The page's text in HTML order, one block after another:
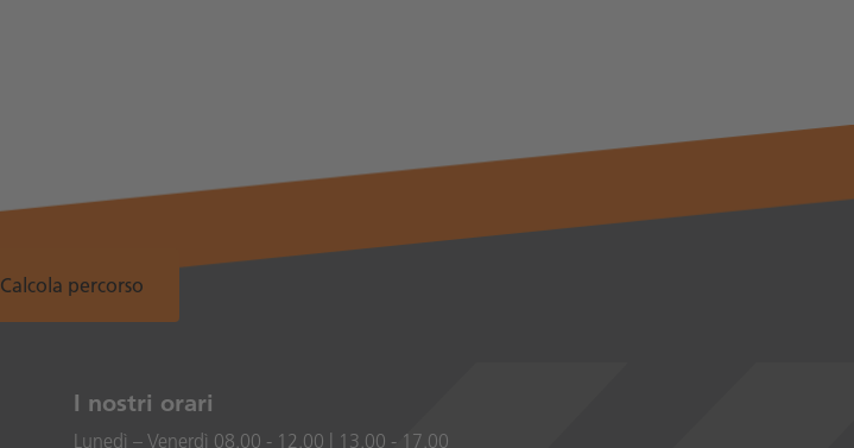
Calcola percorso
I nostri orari
Lunedì – Venerdì 08.00 - 12.00 | 13.00 - 17.00